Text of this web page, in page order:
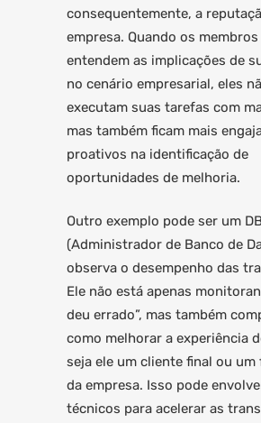
consequentemente, a
empresa. Quando os
entendem as implicações de
no cenário empresarial, eles
executam suas tarefas com
mas também ficam mais
proativos na identificação de
oportunidades de melhoria.
Outro exemplo pode ser um
(Administrador de Banco de
observa o desempenho das
Ele não está apenas
deu errado”, mas também
como melhorar a experiência
seja ele um cliente final ou
da empresa. Isso pode
técnicos para acelerar as